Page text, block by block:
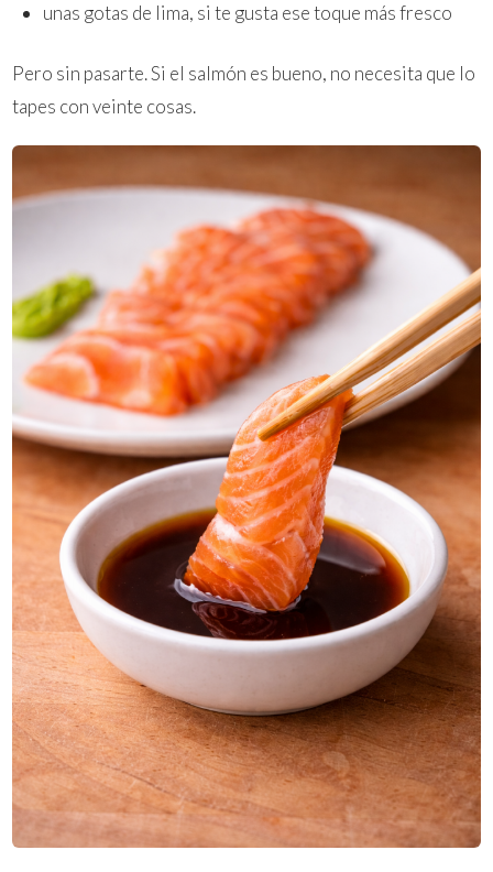
unas gotas de lima, si te gusta ese toque más fresco
Pero sin pasarte. Si el salmón es bueno, no necesita que lo
tapes con veinte cosas.